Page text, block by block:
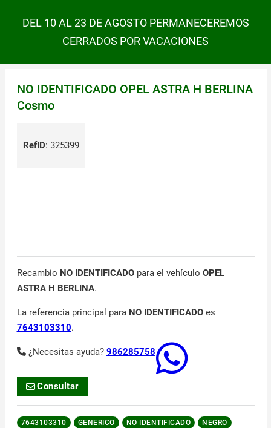
DEL 10 AL 23 DE AGOSTO PERMANECEREMOS
CERRADOS POR VACACIONES
NO IDENTIFICADO OPEL ASTRA H BERLINA
Cosmo
RefID: 325399
Recambio NO IDENTIFICADOpara el vehículo OPEL
ASTRA H BERLINA.
La referencia principal para NO IDENTIFICADOes
7643103310.
¿Necesitas ayuda? 986285758
Consultar
7643103310 GENERICO NO IDENTIFICADO
NEGRO